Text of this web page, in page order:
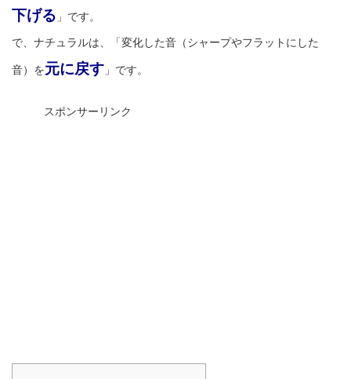
下げる 」です。
で、ナチュラルは、「変化した音（シャープやフラットにした
音）を元に戻す 」です。
スポンサーリンク